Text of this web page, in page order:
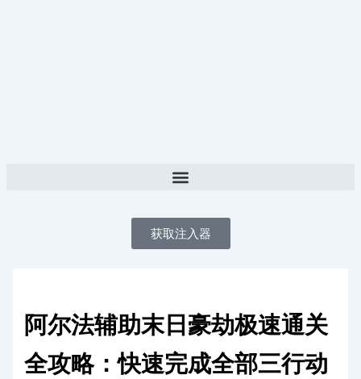
获取注入器
阿尔法辅助末日豪劫极速通关
全攻略：快速完成全部三行动